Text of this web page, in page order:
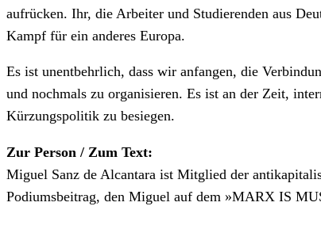
aufrücken. Ihr, die Arbeiter und Studierenden aus
Kampf für ein anderes Europa.
Es ist unentbehrlich, dass wir anfangen, die
und nochmals zu organisieren. Es ist an der Zeit,
Kürzungspolitik zu besiegen.
Zur Person / Zum Text:
Miguel Sanz de Alcantara ist Mitglied der
Podiumsbeitrag, den Miguel auf dem »MARX IS